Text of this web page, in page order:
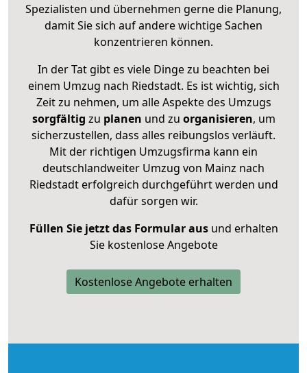
Spezialisten und übernehmen gerne die Planung,
damit Sie sich auf andere wichtige Sachen
konzentrieren können.
In der Tat gibt es viele Dinge zu beachten bei
einem Umzug nach Riedstadt. Es ist wichtig, sich
Zeit zu nehmen, um alle Aspekte des Umzugs
sorgfältig zu planen und zu organisieren, um
sicherzustellen, dass alles reibungslos verläuft.
Mit der richtigen Umzugsfirma kann ein
deutschlandweiter Umzug von Mainz nach
Riedstadt erfolgreich durchgeführt werden und
dafür sorgen wir.
Füllen Sie jetzt das Formular ausund erhalten
Sie kostenlose Angebote
Kostenlose Angebote erhalten